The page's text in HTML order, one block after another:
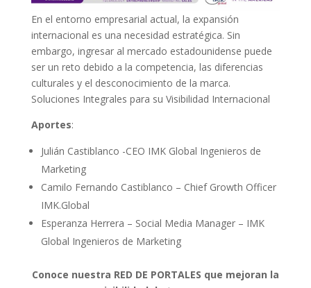
En el entorno empresarial actual, la expansión
internacional es una necesidad estratégica. Sin
embargo, ingresar al mercado estadounidense puede
ser un reto debido a la competencia, las diferencias
culturales y el desconocimiento de la marca.
Soluciones Integrales para su Visibilidad Internacional
Aportes:
Julián Castiblanco -CEO IMK Global Ingenieros de
Marketing
Camilo Fernando Castiblanco – Chief Growth Officer
IMK.Global
Esperanza Herrera – Social Media Manager – IMK
Global Ingenieros de Marketing
Conoce nuestra RED DE PORTALES que mejoran la